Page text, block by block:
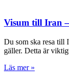
Visum till Iran
Du som ska resa till
gäller. Detta är
Läs mer »